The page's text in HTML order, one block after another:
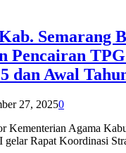
Semarang
Pencairan
dan Awal
27, 20250
Kementerian Agama
gelar Rapat Koordinasi